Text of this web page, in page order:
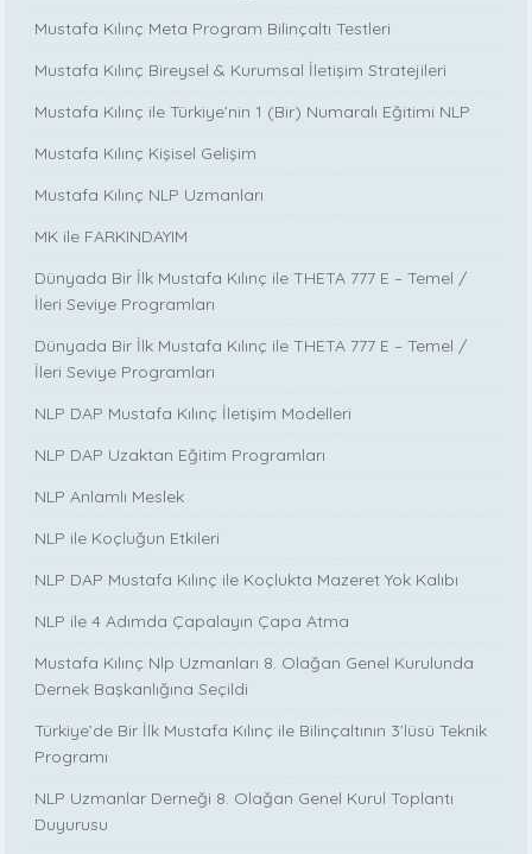
Mustafa Kılınç Meta Program Bilinçaltı Testleri
Mustafa Kılınç Bireysel & Kurumsal İletişim Stratejileri
Mustafa Kılınç ile Türkiye’nin 1 (Bir) Numaralı Eğitimi NLP
Mustafa Kılınç Kişisel Gelişim
Mustafa Kılınç NLP Uzmanları
MK ile FARKINDAYIM
Dünyada Bir İlk Mustafa Kılınç ile THETA 777 E – Temel /
İleri Seviye Programları
Dünyada Bir İlk Mustafa Kılınç ile THETA 777 E – Temel /
İleri Seviye Programları
NLP DAP Mustafa Kılınç İletişim Modelleri
NLP DAP Uzaktan Eğitim Programları
NLP Anlamlı Meslek
NLP ile Koçluğun Etkileri
NLP DAP Mustafa Kılınç ile Koçlukta Mazeret Yok Kalıbı
NLP ile 4 Adımda Çapalayın Çapa Atma
Mustafa Kılınç Nlp Uzmanları 8. Olağan Genel Kurulunda
Dernek Başkanlığına Seçildi
Türkiye’de Bir İlk Mustafa Kılınç ile Bilinçaltının 3’lüsü Teknik
Programı
NLP Uzmanlar Derneği 8. Olağan Genel Kurul Toplantı
Duyurusu